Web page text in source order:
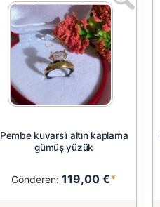
Pembe kuvarslı altın kaplama
gümüş yüzük
Gönderen:119,00 €*